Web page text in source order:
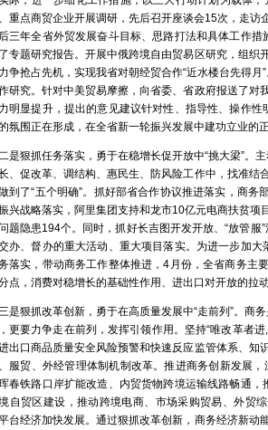
重点商贸企业开展调研，先后召开座谈会15次，走
三年全省外贸发展奋斗目标、思路打法和具体工作
专题研究报告。开展中俄跨境自由贸易区研究，组
争抢占先机，实现我省对朝经贸合作“近水楼台先得
研究。针对中美贸易摩擦，向省委、省政府报送了
明显提升，提出的意见建议针对性、指导性、操作
氛围正在形成，在全省新一轮振兴发展中建功立业的
狠抓任务落实，勇于在稳增长促开放中“挑大梁”。
、促改革、调结构、惠民生、防风险工作中，找准
到了“五个明确”。抓好部省合作协议推进落实，商
兴战略落实，阿里集团支持和龙市10亿元电商扶贫
题隐患194个。同时，抓好长吉图开发开放、“放管
办、督办的重大活动、重大项目落实。为进一步加
落实，带动商务工作整体推进，4月份，全省商务主
点，消费对稳增长的基础性作用、进出口对开放的拉
狠抓改革创新，勇于在高质量发展中“走前列”。商
更要力争走在前列，发挥引领作用。坚持“唯改革者
出口商品质量安全风险预警和快速反应监管体系、
服贸、外经管理体制机制改革。推进商务创新发展
春铁路口岸扩能改造、内贸货物跨境运输线路畅通
自贸区建设，推动跨境电商、市场采购贸易、外贸
台经济加快发展。通过狠抓改革创新，商务经济新